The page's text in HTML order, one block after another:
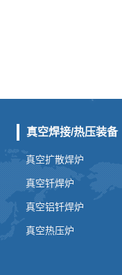
真空焊接/热压装备
真空扩散焊炉
真空钎焊炉
真空铝钎焊炉
真空热压炉